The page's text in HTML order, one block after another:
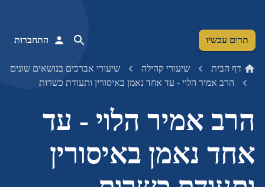
תרום עכשיו התחברות
דף הבית שיעורי קהילה
שיעורי אברכים בנושאים שונים
הרב אמיר הלוי - עד אחד נאמן באיסורין ותעודת כשרות
הרב אמיר הלוי - עד
אחד נאמן באיסורין